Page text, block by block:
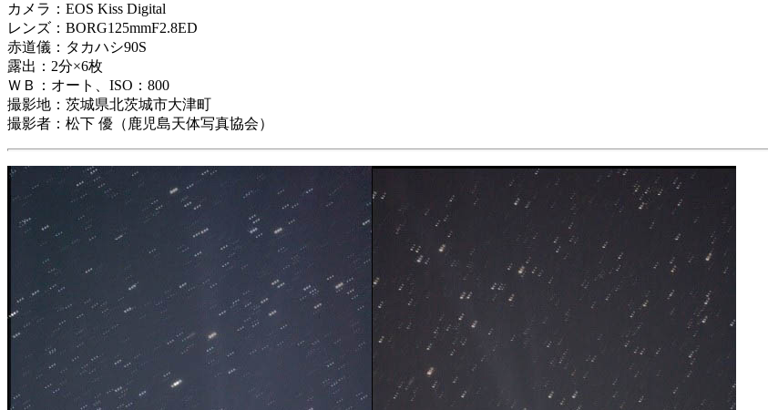
カメラ：EOS Kiss Digital
レンズ：BORG125mmF2.8ED
赤道儀：タカハシ90S
露出：2分×6枚
ＷＢ：オート、ISO：800
撮影地：茨城県北茨城市大津町
撮影者：松下 優（鹿児島天体写真協会）